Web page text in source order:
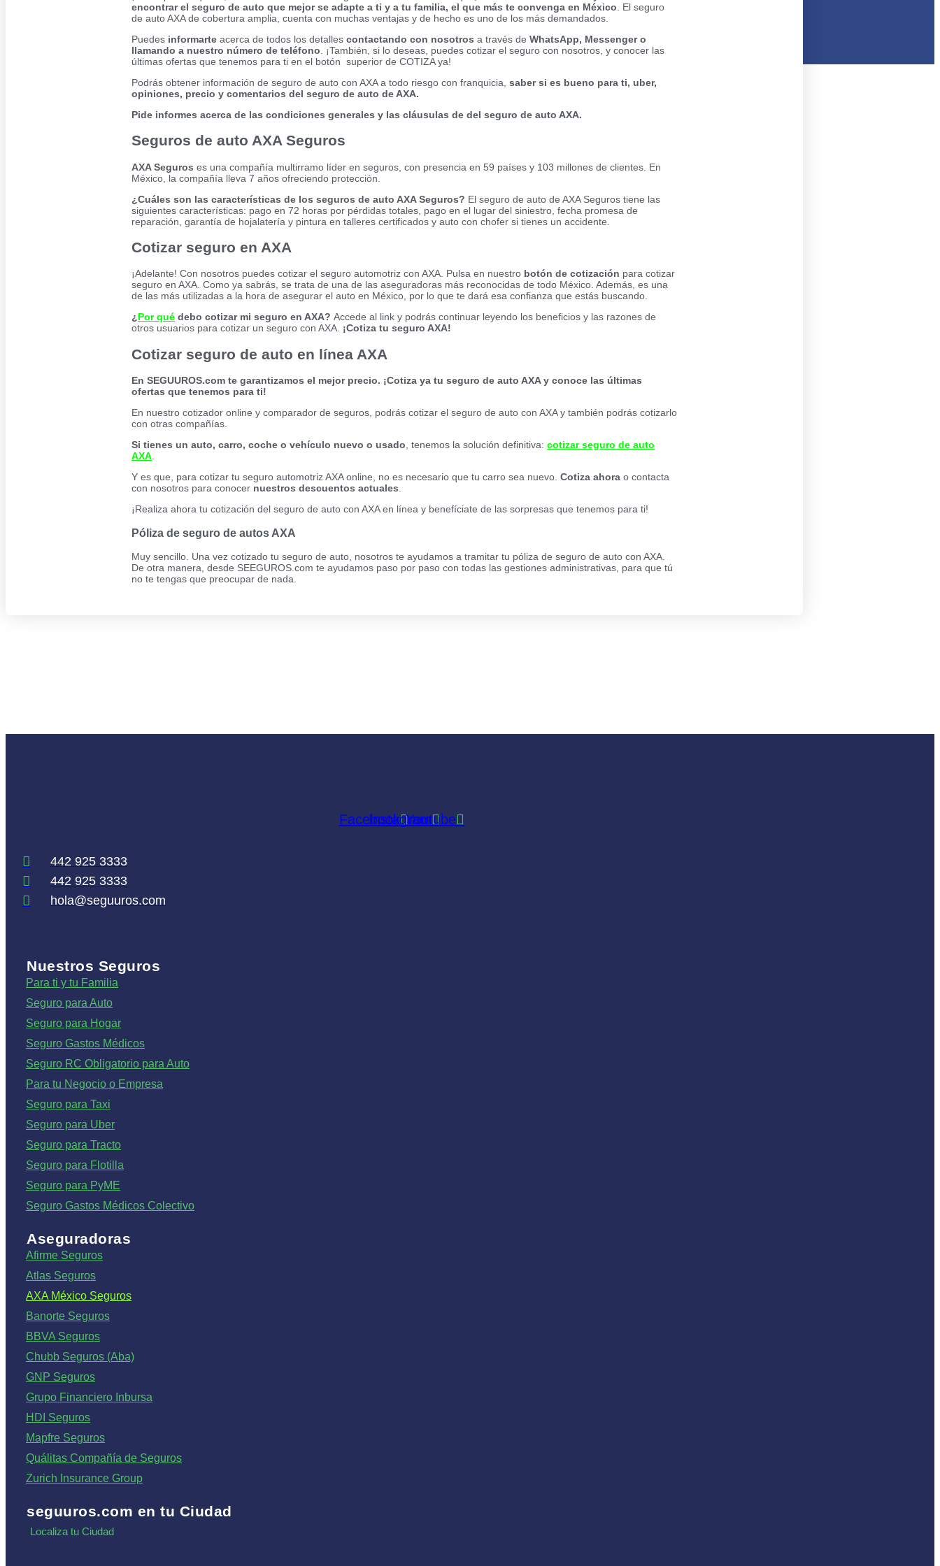
encontrar el seguro de auto que mejor se adapte a ti y a tu familia, el que más te convenga en México . El seguro
de auto AXA de cobertura amplia, cuenta con muchas ventajas y de hecho es uno de los más demandados.
Puedes informarte acerca de todos los detalles contactando con nosotros a través de WhatsApp, Messenger o
llamando a nuestro número de teléfono . ¡También, si lo deseas, puedes cotizar el seguro con nosotros, y conocer las
últimas ofertas que tenemos para ti en el botón superior de COTIZA ya!
Podrás obtener información de seguro de auto con AXA a todo riesgo con franquicia, saber si es bueno para ti, uber,
opiniones, precio y comentarios del seguro de auto de AXA.
Pide informes acerca de las condiciones generales y las cláusulas de del seguro de auto AXA.
Seguros de auto AXA Seguros
AXA Seguros es una compañía multirramo líder en seguros, con presencia en 59 países y 103 millones de clientes. En
México, la compañía lleva 7 años ofreciendo protección.
¿Cuáles son las características de los seguros de auto AXA Seguros? El seguro de auto de AXA Seguros tiene las
siguientes características: pago en 72 horas por pérdidas totales, pago en el lugar del siniestro, fecha promesa de
reparación, garantía de hojalatería y pintura en talleres certificados y auto con chofer si tienes un accidente.
Cotizar seguro en AXA
¡Adelante! Con nosotros puedes cotizar el seguro automotriz con AXA. Pulsa en nuestro botón de cotización para cotizar
seguro en AXA. Como ya sabrás, se trata de una de las aseguradoras más reconocidas de todo México. Además, es una
de las más utilizadas a la hora de asegurar el auto en México, por lo que te dará esa confianza que estás buscando.
¿Por qué debo cotizar mi seguro en AXA? Accede al link y podrás continuar leyendo los beneficios y las razones de
otros usuarios para cotizar un seguro con AXA. ¡Cotiza tu seguro AXA!
Cotizar seguro de auto en línea AXA
En SEGUUROS.com te garantizamos el mejor precio. ¡Cotiza ya tu seguro de auto AXA y conoce las últimas
ofertas que tenemos para ti!
En nuestro cotizador online y comparador de seguros, podrás cotizar el seguro de auto con AXA y también podrás cotizarlo
con otras compañías.
Si tienes un auto, carro, coche o vehículo nuevo o usado, tenemos la solución definitiva: cotizar seguro de auto
AXA.
Y es que, para cotizar tu seguro automotriz AXA online, no es necesario que tu carro sea nuevo. Cotiza ahora o contacta
con nosotros para conocer nuestros descuentos actuales.
¡Realiza ahora tu cotización del seguro de auto con AXA en línea y benefíciate de las sorpresas que tenemos para ti!
Póliza de seguro de autos AXA
Muy sencillo. Una vez cotizado tu seguro de auto, nosotros te ayudamos a tramitar tu póliza de seguro de auto con AXA.
De otra manera, desde SEEGUROS.com te ayudamos paso por paso con todas las gestiones administrativas, para que tú
no te tengas que preocupar de nada.
FacebookInstagramYoutube
442 925 3333
442 925 3333
hola@seguuros.com
Nuestros Seguros
Para ti y tu Familia
Seguro para Auto
Seguro para Hogar
Seguro Gastos Médicos
Seguro RC Obligatorio para Auto
Para tu Negocio o Empresa
Seguro para Taxi
Seguro para Uber
Seguro para Tracto
Seguro para Flotilla
Seguro para PyME
Seguro Gastos Médicos Colectivo
Aseguradoras
Afirme Seguros
Atlas Seguros
AXA México Seguros
Banorte Seguros
BBVA Seguros
Chubb Seguros (Aba)
GNP Seguros
Grupo Financiero Inbursa
HDI Seguros
Mapfre Seguros
Quálitas Compañía de Seguros
Zurich Insurance Group
seguuros.com en tu Ciudad
Localiza tu Ciudad